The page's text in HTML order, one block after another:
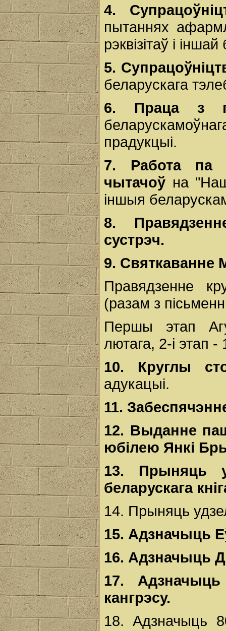
4.
пытаннях
рэквізітаў і
5.
беларускага
6. Праца з
прадукцыі.
7. Работа па
чытачоў на
іншыя
8.
сустрэч.
9. Святкаванне
Правядзенне
(разам з
Першы этап
лютага, 2-і этап -
10. Круглы
адукацыі.
11.
12. Выданне
юбілею Янкі
13. Прыняць
беларускага
14. Прыняць
15. Адзначыць
16. Адзначыць
17. Адзначыць
кангрэсу.
18. Адзначыць